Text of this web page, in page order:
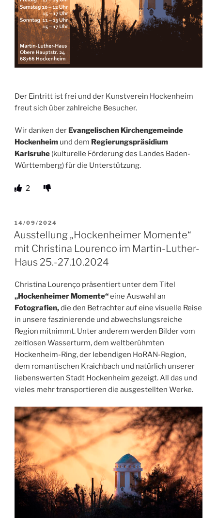
Der Eintritt ist frei und der Kunstverein Hockenheim
freut sich über zahlreiche Besucher.
Wir danken der Evangelischen Kirchengemeinde
Hockenheim und dem Regierungspräsidium
Karlsruhe (kulturelle Förderung des Landes Baden-
Württemberg) für die Unterstützung.
2
VERÖFFENTLICHT
AM
14/09/2024
Ausstellung „Hockenheimer Momente“
mit Christina Lourenco im Martin-Luther-
Haus 25.-27.10.2024
Christina Lourenço präsentiert unter dem Titel
„Hockenheimer Momente“eine Auswahl an
Fotografien,die den Betrachter auf eine visuelle Reise
in unsere faszinierende und abwechslungsreiche
Region mitnimmt. Unter anderem werden Bilder vom
zeitlosen Wasserturm, dem weltberühmten
Hockenheim-Ring, der lebendigen HoRAN-Region,
dem romantischen Kraichbach und natürlich unserer
liebenswerten Stadt Hockenheim gezeigt. All das und
vieles mehr transportieren die ausgestellten Werke.